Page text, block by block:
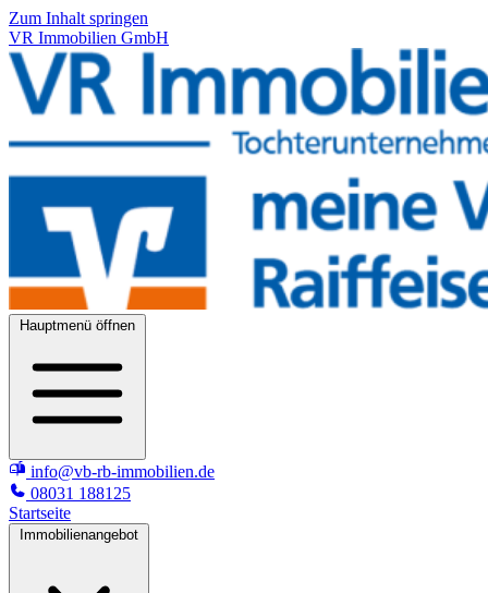
Zum Inhalt springen
VR Immobilien GmbH
Hauptmenü öffnen
info@vb-rb-immobilien.de
08031 188125
Startseite
Immobilienangebot